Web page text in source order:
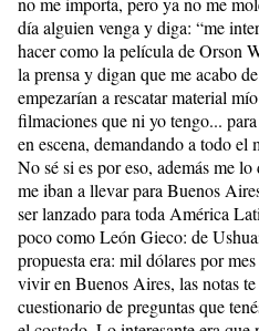
día alguien venga y diga: “me
hacer como la película de Orson
la prensa y digan que me acabo
empezarían a rescatar material
filmaciones que ni yo tengo...
en escena, demandando a todo el
No sé si es por eso, además me
me iban a llevar para Buenos
ser lanzado para toda América
poco como León Gieco: de
propuesta era: mil dólares por
vivir en Buenos Aires, las notas
cuestionario de preguntas que